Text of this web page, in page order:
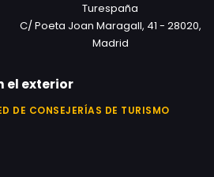
Turespaña
C/ Poeta Joan Maragall, 41 - 28020,
Madrid
el exterior
DE CONSEJERÍAS DE TURISMO